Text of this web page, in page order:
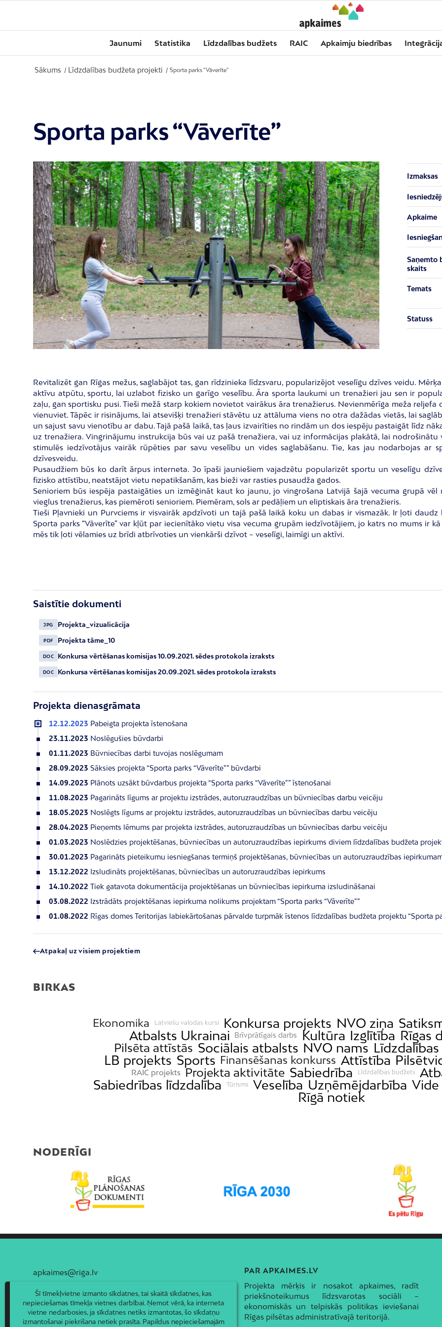
Jaunumi Statistika Līdzdalības budžets RAIC Apkaimju biedrības
Sākums / Līdzdalības budžeta projekti / Sporta parks “Vāverīte”
Sporta parks “Vāverīte”
Izmaksas
Apkaime
Saņemto
skaits
Temats
Statuss
Revitalizēt gan Rīgas mežus, saglabājot tas, gan rīdzinieka līdzsvaru, popularizējot veselīgu dzīves veidu.
aktīvu atpūtu, sportu, lai uzlabot fizisko un garīgo veselību. Āra sporta laukumi un trenažieri jau sen ir
zaļu, gan sportisku pusi. Tieši mežā starp kokiem novietot vairākus āra trenažierus. Nevienmērīga meža
vienuviet. Tāpēc ir risinājums, lai atsevišķi trenažieri stāvētu uz attāluma viens no otra dažādas vietās, lai
un sajust savu vienotību ar dabu. Tajā pašā laikā, tas ļaus izvairīties no rindām un dos iespēju pastaigāt līdz
uz trenažiera. Vingrinājumu instrukcija būs vai uz pašā trenažiera, vai uz informācijas plakātā, lai
stimulēs iedzīvotājus vairāk rūpēties par savu veselību un vides saglabāšanu. Tie, kas jau nodarbojas ar
dzīvesveidu.
Pusaudžiem būs ko darīt ārpus interneta. Jo īpaši jauniešiem vajadzētu popularizēt sportu un veselīgu
fizisko attīstību, neatstājot vietu nepatikšanām, kas bieži var rasties pusaudža gados.
Senioriem būs iespēja pastaigāties un izmēģināt kaut ko jaunu, jo vingrošana Latvijā šajā vecuma grupā
vieglus trenažierus, kas piemēroti senioriem. Piemēram, sols ar pedāļiem un eliptiskais āra trenažieris.
Tieši Pļavnieki un Purvciems ir visvairāk apdzīvoti un tajā pašā laikā koku un dabas ir vismazāk. Ir ļoti
Sporta parks “Vāverīte” var kļūt par iecienītāko vietu visa vecuma grupām iedzīvotājiem, jo katrs no mums ir
mēs tik ļoti vēlamies uz brīdi atbrīvoties un vienkārši dzīvot – veselīgi, laimīgi un aktīvi.
Saistītie dokumenti
JPG Projekta_vizualicācija
PDF Projekta tāme_10
DOC Konkursa vērtēšanas komisijas 10.09.2021. sēdes protokola izraksts
DOC Konkursa vērtēšanas komisijas 20.09.2021. sēdes protokola izraksts
Projekta dienasgrāmata
12.12.2023 Pabeigta projekta īstenošana
23.11.2023 Noslēgušies būvdarbi
01.11.2023 Būvniecības darbi tuvojas noslēgumam
28.09.2023 Sāksies projekta “Sporta parks “Vāverīte”” būvdarbi
14.09.2023 Plānots uzsākt būvdarbus projekta “Sporta parks “Vāverīte”” īstenošanai
11.08.2023 Pagarināts līgums ar projektu izstrādes, autoruzraudzības un būvniecības darbu veicēju
18.05.2023 Noslēgts līgums ar projektu izstrādes, autoruzraudzības un būvniecības darbu veicēju
28.04.2023 Pieņemts lēmums par projekta izstrādes, autoruzraudzības un būvniecības darbu veicēju
01.03.2023 Noslēdzies projektēšanas, būvniecības un autoruzraudzības iepirkums diviem līdzdalības budžeta
30.01.2023 Pagarināts pieteikumu iesniegšanas termiņš projektēšanas, būvniecības un autoruzraudzības
13.12.2022 Izsludināts projektēšanas, būvniecības un autoruzraudzības iepirkums
14.10.2022 Tiek gatavota dokumentācija projektēšanas un būvniecības iepirkuma izsludināšanai
03.08.2022 Izstrādāts projektēšanas iepirkuma nolikums projektam “Sporta parks “Vāverīte””
01.08.2022 Rīgas domes Teritorijas labiekārtošanas pārvalde turpmāk īstenos līdzdalības budžeta projektu “Sporta
Atpakaļ uz visiem projektiem
BIRKAS
Ekonomika Latviešu valodas kursi Konkursa projekts NVO ziņa
Atbalsts Ukrainai
Brīvprātīgais darbs Kultūra Izglītība Rīgas
Pilsēta attīstās Sociālais atbalsts NVO nams
LB projekts Sports Finansēšanas konkurss Attīstība
RAIC projekts Projekta aktivitāte Sabiedrība Līdzdalības budžets
Sabiedrības līdzdalība
Tūrisms Veselība Uzņēmējdarbība Vide
Rīgā notiek
NODERĪGI
apkaimes@riga.lv PAR APKAIMES.LV
Projekta mērķis ir nosakot apkaimes, radīt
priekšnoteikumus līdzsvarotas sociāli –
ekonomiskās un telpiskās politikas ieviešanai
Rīgas pilsētas administratīvajā teritorijā.
Šī tīmekļvietne izmanto sīkdatnes, tai skaitā sīkdatnes, kas
nepieciešamas tīmekļa vietnes darbībai. Ņemot vērā, ka interneta
vietne nedarbosies, ja sīkdatnes netiks izmantotas, šo sīkdatņu
izmantošanai piekrišana netiek prasīta. Papildus nepieciešamajām